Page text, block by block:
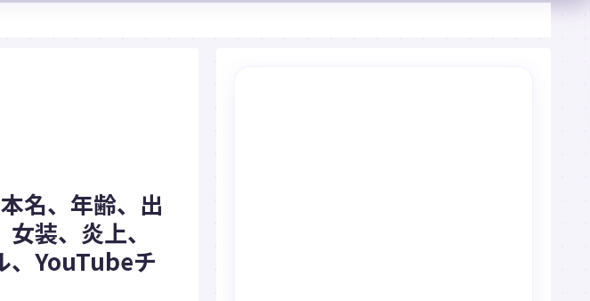
名、年齢、出
装、炎上、
、YouTubeチ